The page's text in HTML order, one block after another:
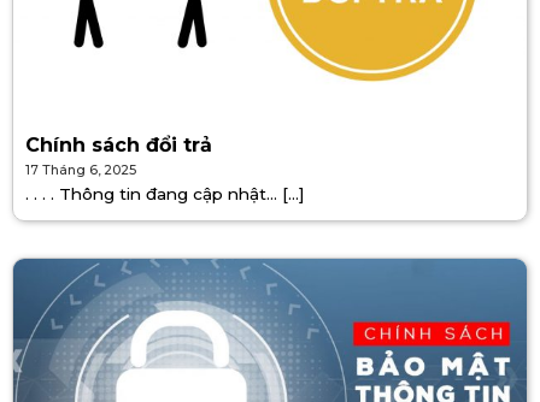
Chính sách đổi trả
17 Tháng 6, 2025
. . . . Thông tin đang cập nhật… [...]